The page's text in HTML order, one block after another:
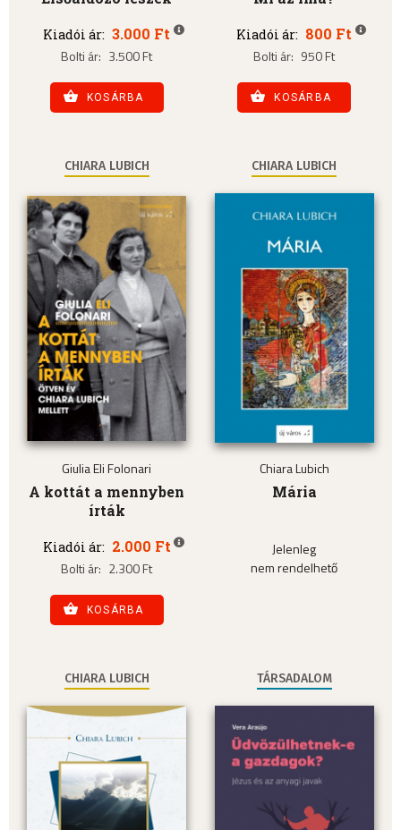
Kiadói ár: 3.000 Ft
Bolti ár: 3.500 Ft
KOSÁRBA
Kiadói ár: 800 Ft
Bolti ár: 950 Ft
KOSÁRBA
CHIARA LUBICH
Giulia Eli Folonari
A kottát a mennyben
írták
Kiadói ár: 2.000 Ft
Bolti ár: 2.300 Ft
KOSÁRBA
CHIARA LUBICH
Chiara Lubich
Mária
Jelenleg
nem rendelhető
CHIARA LUBICH TÁRSADALOM